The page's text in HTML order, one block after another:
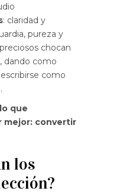
: claridad y
pureza y
chocan
dando como
como
que
mejor: convertir
los